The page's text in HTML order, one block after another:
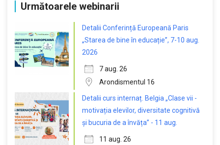
Următoarele webinarii
Detalii Conferință Europeană Paris
„Starea de bine în educație”, 7-10 aug.
2026
7 aug. 26
Arondismentul 16
Detalii curs internaț. Belgia „Clase vii -
motivația elevilor, diversitate cognitivă
și bucuria de a învăța” - 11 aug.
11 aug. 26